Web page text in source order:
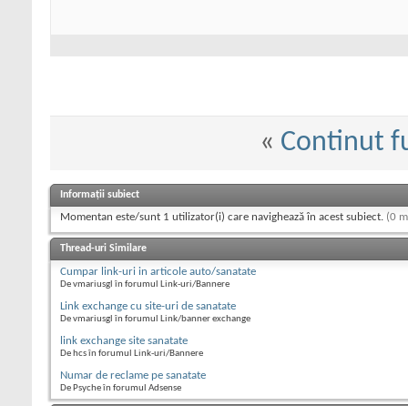
« Continut
Informații subiect
Momentan este/sunt 1 utilizator(i) care navighează în acest subiect. (0
Thread-uri Similare
Cumpar link-uri in articole auto/sanatate
De vmariusgl în forumul Link-uri/Bannere
Link exchange cu site-uri de sanatate
De vmariusgl în forumul Link/banner exchange
link exchange site sanatate
De hcs în forumul Link-uri/Bannere
Numar de reclame pe sanatate
De Psyche în forumul Adsense